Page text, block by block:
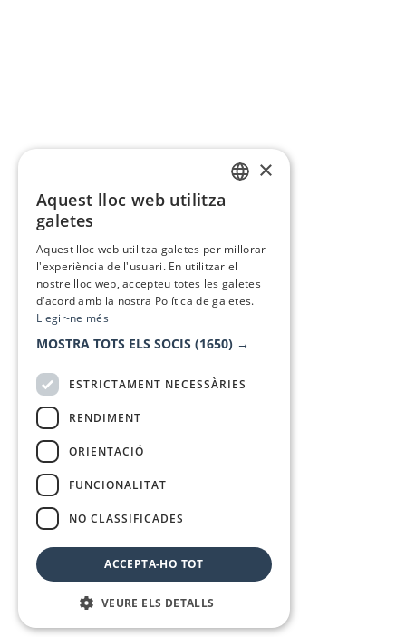
×
Aquest lloc web utilitza
galetes
Aquest lloc web utilitza galetes per millorar
l'experiència de l'usuari. En utilitzar el
nostre lloc web, accepteu totes les galetes
d’acord amb la nostra Política de galetes.
Llegir-ne més
MOSTRA TOTS ELS SOCIS (1650) →
ESTRICTAMENT NECESSÀRIES
RENDIMENT
ORIENTACIÓ
FUNCIONALITAT
NO CLASSIFICADES
ACCEPTA-HO TOT
VEURE ELS DETALLS